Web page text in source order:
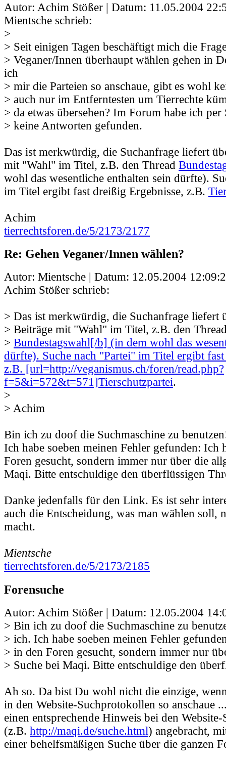
Autor: Achim Stößer | Datum: 11.05.2004
Mientsche schrieb:
>
> Seit einigen Tagen beschäftigt mich die
> Veganer/Innen überhaupt wählen gehen in
ich
> mir die Parteien so anschaue, gibt es wohl
> auch nur im Entferntesten um Tierrechte
> da etwas übersehen? Im Forum habe ich per
> keine Antworten gefunden.
Das ist merkwürdig, die Suchanfrage liefert
mit "Wahl" im Titel, z.B. den Thread
wohl das wesentliche enthalten sein dürfte).
im Titel ergibt fast dreißig Ergebnisse, z.B.
Achim
tierrechtsforen.de/5/2173/2177
Re: Gehen Veganer/Innen wählen?
Autor: Mientsche | Datum: 12.05.2004
Achim Stößer schrieb:
> Das ist merkwürdig, die Suchanfrage liefert
> Beiträge mit "Wahl" im Titel, z.B. den
> Bundestagswahl[/b] (in dem wohl das
dürfte). Suche nach "Partei" im Titel ergibt
z.B. [url=http://veganismus.ch/foren/read.php?
f=5&i=572&t=571]Tierschutzpartei.
>
> Achim
Bin ich zu doof die Suchmaschine zu
Ich habe soeben meinen Fehler gefunden: Ich
Foren gesucht, sondern immer nur über die
Maqi. Bitte entschuldige den überflüssigen
Danke jedenfalls für den Link. Es ist sehr
auch die Entscheidung, was man wählen soll,
macht.
Mientsche
tierrechtsforen.de/5/2173/2185
Forensuche
Autor: Achim Stößer | Datum: 12.05.2004
> Bin ich zu doof die Suchmaschine zu
> ich. Ich habe soeben meinen Fehler
> in den Foren gesucht, sondern immer nur
> Suche bei Maqi. Bitte entschuldige den
Ah so. Da bist Du wohl nicht die einzige,
in den Website-Suchprotokollen so anschaue
einen entsprechende Hinweis bei den
(z.B. http://maqi.de/suche.html) angebracht,
einer behelfsmäßigen Suche über die ganzen